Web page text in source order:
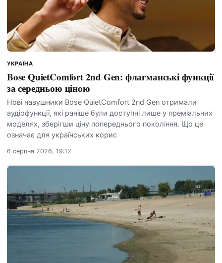
УКРАЇНА
Bose QuietComfort 2nd Gen: флагманські функції
за середньою ціною
Нові навушники Bose QuietComfort 2nd Gen отримали
аудіофункції, які раніше були доступні лише у преміальних
моделях, зберігши ціну попереднього покоління. Що це
означає для українських корис
6 серпня 2026, 19:12